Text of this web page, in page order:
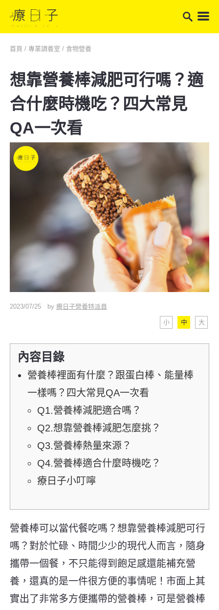
首頁 / 專業調養室 / 食物營養
想靠營養棒減肥可行嗎？適
合什麼時機吃？四大常見
QA一次看
2023/07/25 by 療日子營養特派員
小 中 大
內容目錄
營養棒裡面有什麼？跟蛋白棒、能量棒
一樣嗎？四大常見QA一次看
Q1.營養棒減肥適合嗎？
Q2.想靠營養棒減肥怎麼挑？
Q3.營養棒熱量來源？
Q4.營養棒適合什麼時機吃？
療日子小叮嚀
營養棒可以當代餐吃嗎？想靠營養棒減肥可行
嗎？ 對於忙碌、時間少少的現代人而言，隨身
攜帶一個餐，不只能得到飽足感還能補充營
養，還真的是一件很方便的事情呢！市面上其
實出了非常多方便攜帶的營養棒，可是營養棒